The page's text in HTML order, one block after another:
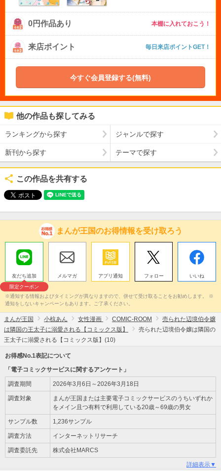
0円作品あり 本棚に入れておこう！
来店ポイント 毎日来店ポイントGET！
今すぐ会員登録する(無料)
他の作品も探してみる
ランキングから探す ジャンルで探す
新刊から探す テーマで探す
この作品を共有する
まんが王国のお得情報を受け取ろう
友だち追加
限定クーポン
メルマガ アプリ通知 フォロー いいね
※通知する情報およびタイミングが異なりますので、併せて受け取ることをお勧めします。 ※
通知をしないキャンペーンもあります。ご了承ください。
まんが王国 小椋あん 女性漫画 COMIC-ROOM
売られた辺境伯令嬢
は隣国の王太子に溺愛される【コミックス版】
売られた辺境伯令嬢は隣国の
王太子に溺愛される【コミックス版】(10)
お得感No.1表記について
「電子コミックサービスに関するアンケート」
調査期間 2026年3月6日～2026年3月18日
調査対象
まんが王国または主要電子コミックサービスのうちいずれか
をメイン且つ有料で利用している20歳～69歳の男女
サンプル数 1,236サンプル
調査方法 インターネットリサーチ
調査委託先 株式会社MARCS
詳細表示▼